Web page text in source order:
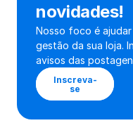
novidades!
Nosso foco é
gestão da sua loja.
avisos das
Inscreva-
se